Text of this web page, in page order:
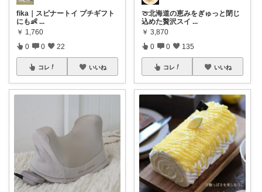
fika｜スピナートイ プチギフト
にも👶 ...
￥ 1,760
0 0 22
コレ いいね
🍈北海道の恵みをぎゅっと閉じ
込めた贅沢スイ ...
￥ 3,870
0 0 135
コレ いいね